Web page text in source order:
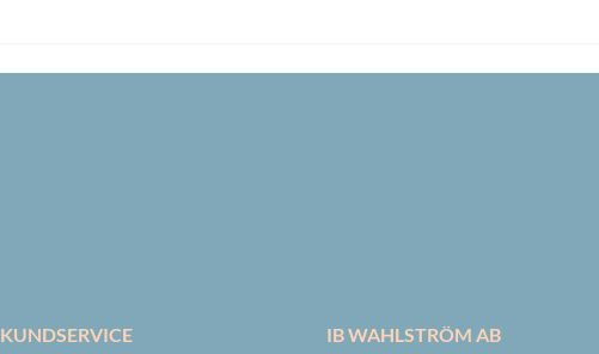
KUNDSERVICE IB WAHLSTRÖM AB